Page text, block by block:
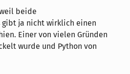
beide
gibt ja nicht wirklich einen
Einer von vielen Gründen
wurde und Python von